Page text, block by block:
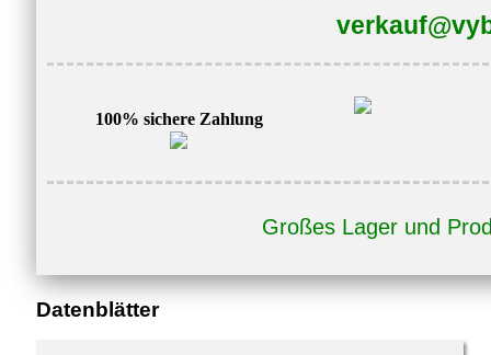
100% sichere Zahlung
Großes Lager und
Datenblätter